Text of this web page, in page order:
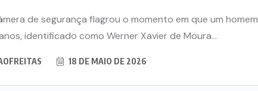
de segurança flagrou o momento em que um homem
identificado como Werner Xavier de Moura...
18 DE MAIO DE 2026